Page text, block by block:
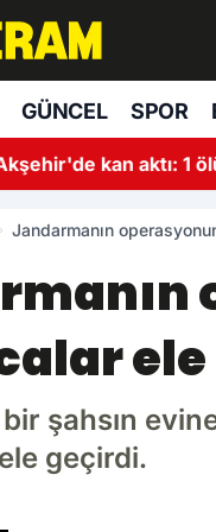
GÜNCEL SPOR
kan aktı: 1
Jandarmanın
şahsın
geçirdi.